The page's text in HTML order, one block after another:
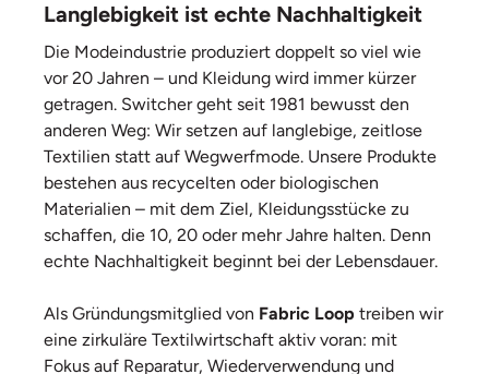
Langlebigkeit ist echte Nachhaltigkeit
Die Modeindustrie produziert doppelt so viel wie
vor 20 Jahren – und Kleidung wird immer kürzer
getragen. Switcher geht seit 1981 bewusst den
anderen Weg: Wir setzen auf langlebige, zeitlose
Textilien statt auf Wegwerfmode. Unsere Produkte
bestehen aus recycelten oder biologischen
Materialien – mit dem Ziel, Kleidungsstücke zu
schaffen, die 10, 20 oder mehr Jahre halten. Denn
echte Nachhaltigkeit beginnt bei der Lebensdauer.
Als Gründungsmitglied von Fabric Loop treiben wir
eine zirkuläre Textilwirtschaft aktiv voran: mit
Fokus auf Reparatur, Wiederverwendung und